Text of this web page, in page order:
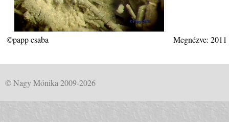
©papp csaba Megnézve:
© Nagy Mónika 2009-2026